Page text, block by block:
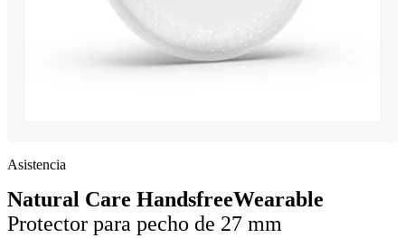
Asistencia
Natural Care HandsfreeWearable
Protector para pecho de 27 mm